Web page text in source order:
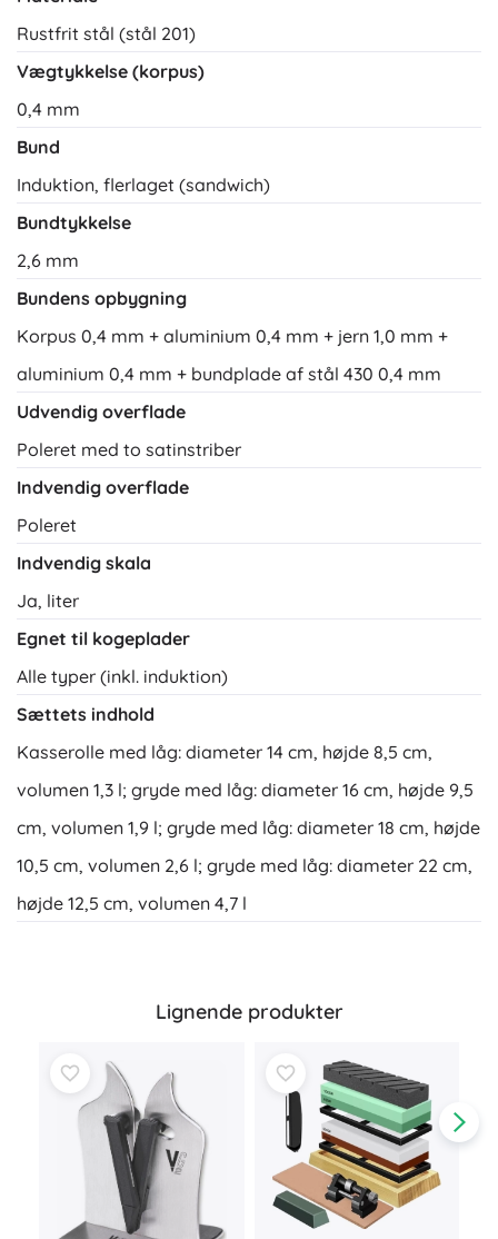
Rustfrit stål (stål 201)
Vægtykkelse (korpus)
0,4 mm
Bund
Induktion, flerlaget (sandwich)
Bundtykkelse
2,6 mm
Bundens opbygning
Korpus 0,4 mm + aluminium 0,4 mm + jern 1,0 mm +
aluminium 0,4 mm + bundplade af stål 430 0,4 mm
Udvendig overflade
Poleret med to satinstriber
Indvendig overflade
Poleret
Indvendig skala
Ja, liter
Egnet til kogeplader
Alle typer (inkl. induktion)
Sættets indhold
Kasserolle med låg: diameter 14 cm, højde 8,5 cm,
volumen 1,3 l; gryde med låg: diameter 16 cm, højde 9,5
cm, volumen 1,9 l; gryde med låg: diameter 18 cm, højde
10,5 cm, volumen 2,6 l; gryde med låg: diameter 22 cm,
højde 12,5 cm, volumen 4,7 l
Lignende produkter